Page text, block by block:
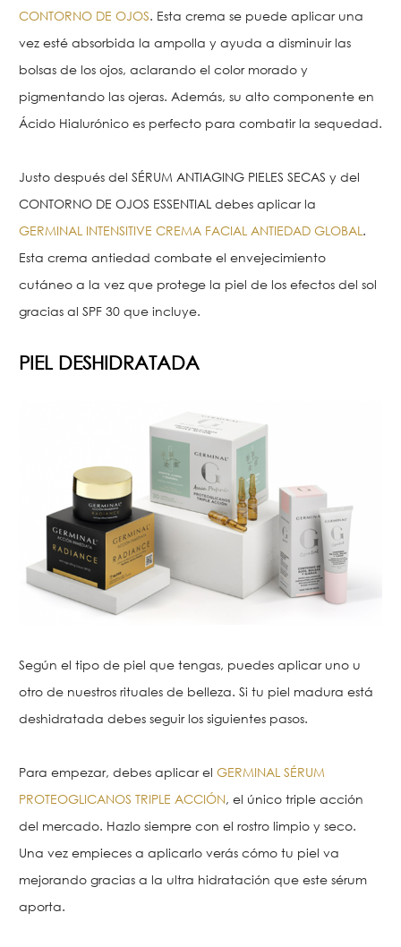
CONTORNO DE OJOS. Esta crema se puede aplicar una
vez esté absorbida la ampolla y ayuda a disminuir las
bolsas de los ojos, aclarando el color morado y
pigmentando las ojeras. Además, su alto componente en
Ácido Hialurónico es perfecto para combatir la sequedad.
Justo después del SÉRUM ANTIAGING PIELES SECAS y del
CONTORNO DE OJOS ESSENTIAL debes aplicar la
GERMINAL INTENSITIVE CREMA FACIAL ANTIEDAD GLOBAL.
Esta crema antiedad combate el envejecimiento
cutáneo a la vez que protege la piel de los efectos del sol
gracias al SPF 30 que incluye.
PIEL DESHIDRATADA
Según el tipo de piel que tengas, puedes aplicar uno u
otro de nuestros rituales de belleza. Si tu piel madura está
deshidratada debes seguir los siguientes pasos.
Para empezar, debes aplicar el GERMINAL SÉRUM
PROTEOGLICANOS TRIPLE ACCIÓN, el único triple acción
del mercado. Hazlo siempre con el rostro limpio y seco.
Una vez empieces a aplicarlo verás cómo tu piel va
mejorando gracias a la ultra hidratación que este sérum
aporta.